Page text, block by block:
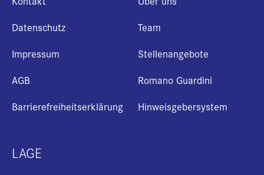
Datenschutz
Impressum
AGB
Barrierefreiheitserklärung
Team
Stellenangebote
Romano Guardini
Hinweisgebersystem
LAGE